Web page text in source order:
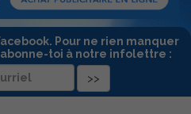
Pour ne rien manquer
toi à notre infolettre :